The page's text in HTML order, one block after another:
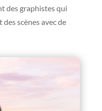
des graphistes qui
scènes avec de